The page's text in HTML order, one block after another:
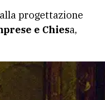
progettazione
e Chiesa,